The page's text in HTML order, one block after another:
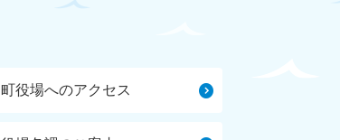
町役場へのアクセス